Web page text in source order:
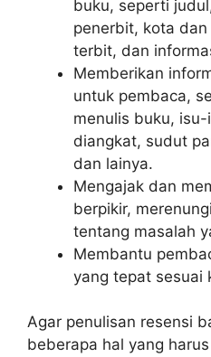
buku, seperti
penerbit, kota
terbit, dan
Memberikan
untuk pembaca,
menulis buku,
diangkat, sudut
dan lainya.
Mengajak dan
berpikir,
tentang masalah
Membantu
yang tepat sesuai
Agar penulisan resensi
beberapa hal yang